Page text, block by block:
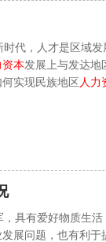
代，人才是区域
资本发展上与发达地
实现民族地区 人力
具有爱好物质生
展问题，也有利于